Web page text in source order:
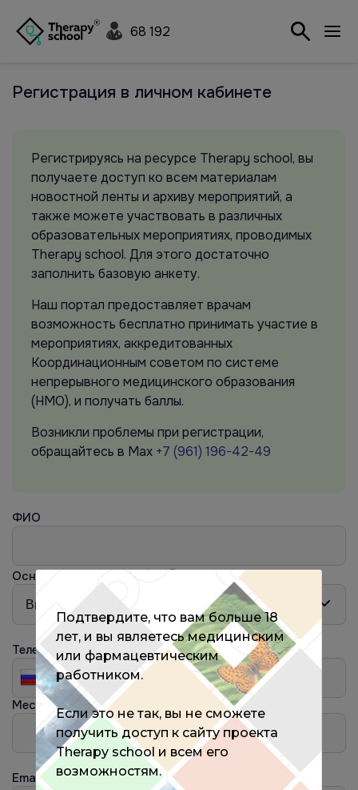
68 192
Регистрация в личном кабинете
ФИО
Основная специальность
Телефон
Место работы ?
Email
Регистрируясь на ресурсе Therapy school, вы
получаете доступ ко всем материалам
новостной ленты и архиву мероприятий, а
также можете участвовать в различных
образовательных мероприятиях, проводимых
Therapy school. Для этого достаточно
заполнить базовую анкету.
Наш портал предоставляет врачам
возможность бесплатно принимать участие в
мероприятиях, аккредитованных
Координационным советом по системе
непрерывного медицинского образования
(НМО), и получать баллы.
Возникли проблемы при регистрации,
обращайтесь в Max +7 (961) 196-42-49
Подтвердите, что вам больше 18
лет, и вы являетесь медицинским
или фармацевтическим
работником.
Если это не так, вы не сможете
получить доступ к сайту проекта
Therapy school и всем его
возможностям.